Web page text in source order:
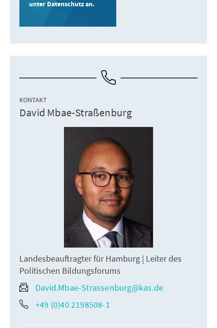
unter Datenschutz an.
KONTAKT
David Mbae-Straßenburg
Landesbeauftragter für Hamburg | Leiter des
Politischen Bildungsforums
David.Mbae-Strassenburg@kas.de
+49 (0)40 2198508-1